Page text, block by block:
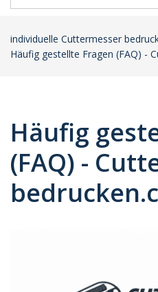
individuelle Cuttermesser
Häufig gestellte Fragen (FAQ) -
Häufig
(FAQ) -